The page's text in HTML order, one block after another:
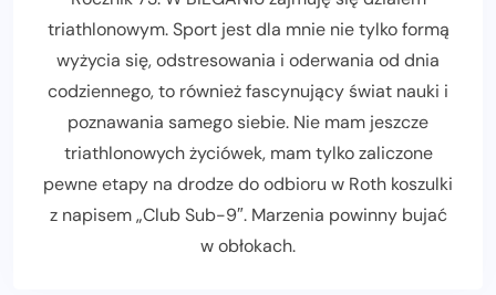
triathlonowym. Sport jest dla mnie nie tylko formą
wyżycia się, odstresowania i oderwania od dnia
codziennego, to również fascynujący świat nauki i
poznawania samego siebie. Nie mam jeszcze
triathlonowych życiówek, mam tylko zaliczone
pewne etapy na drodze do odbioru w Roth koszulki
z napisem „Club Sub-9″. Marzenia powinny bujać
w obłokach.